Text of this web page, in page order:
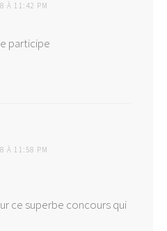
À 11:42 PM
participe
À 11:58 PM
ce superbe concours qui